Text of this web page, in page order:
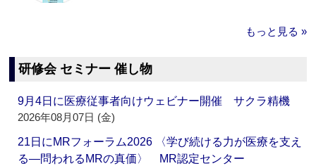
もっと見る »
研修会 セミナー 催し物
9月4日に医療従事者向けウェビナー開催 サクラ精機
2026年08月07日 (金)
21日にMRフォーラム2026 〈学び続ける力が医療を支え
る―問われるMRの真価〉 MR認定センター